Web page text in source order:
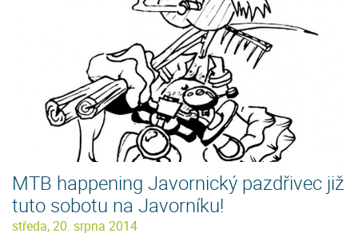
MTB happening Javornický pazdřivec již
tuto sobotu na Javorníku!
středa, 20. srpna 2014